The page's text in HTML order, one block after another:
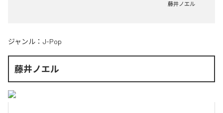
藤井ノエル
ジャンル： J-Pop
藤井ノエル